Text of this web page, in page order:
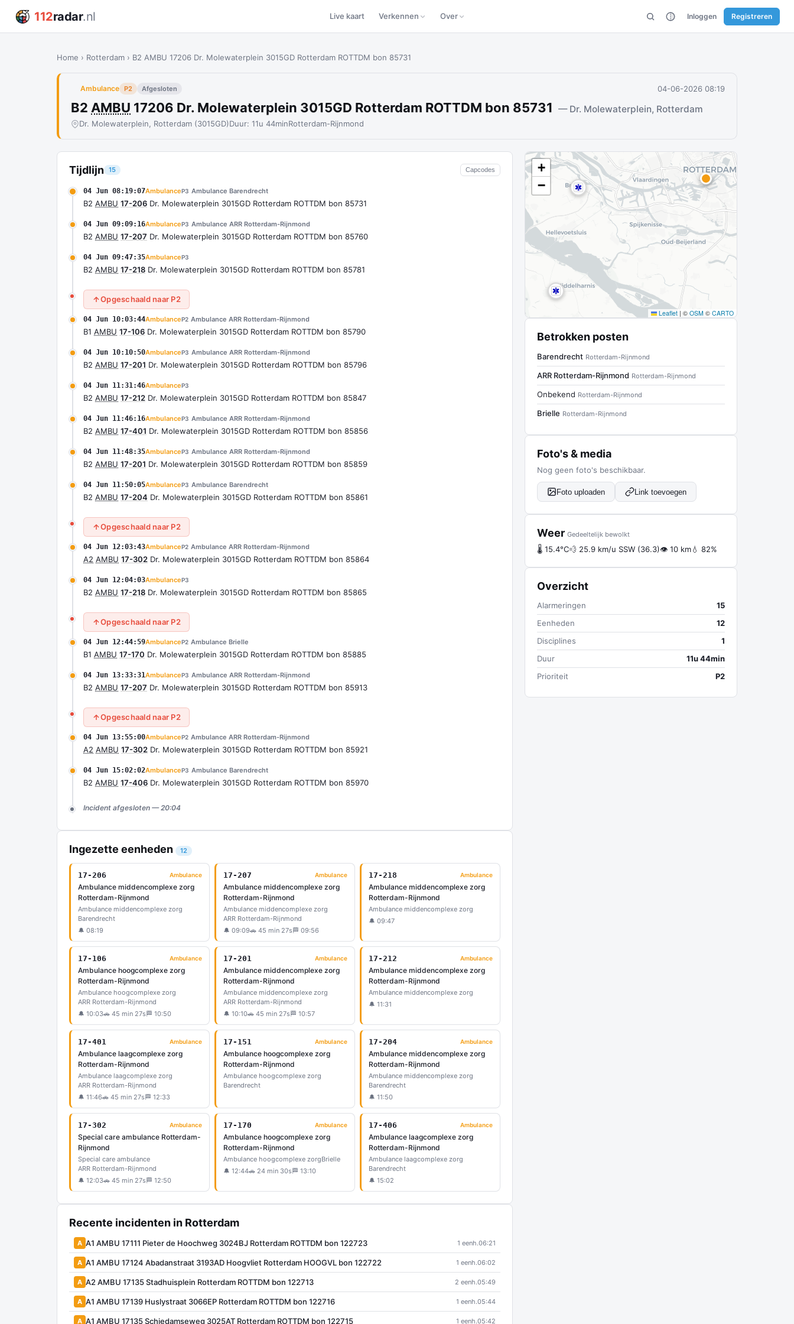
112radar.nl Live kaart Verkennen Over Inloggen Registreren
Home › Rotterdam › B2 AMBU 17206 Dr. Molewaterplein 3015GD Rotterdam ROTTDM bon 85731
Ambulance P2 Afgesloten 04-06-2026 08:19
B2 AMBU 17206 Dr. Molewaterplein 3015GD Rotterdam ROTTDM bon 85731 — Dr. Molewaterplein, Rotterdam
Dr. Molewaterplein, Rotterdam (3015GD)Duur: 11u 44minRotterdam-Rijnmond
Tijdlijn 15 Capcodes
04 Jun 08:19:07AmbulanceP3 Ambulance Barendrecht
B2 AMBU 17-206 Dr. Molewaterplein 3015GD Rotterdam ROTTDM bon 85731
04 Jun 09:09:16AmbulanceP3 Ambulance ARR Rotterdam-Rijnmond
B2 AMBU 17-207 Dr. Molewaterplein 3015GD Rotterdam ROTTDM bon 85760
04 Jun 09:47:35AmbulanceP3
B2 AMBU 17-218 Dr. Molewaterplein 3015GD Rotterdam ROTTDM bon 85781
Opgeschaald naar P2
04 Jun 10:03:44AmbulanceP2 Ambulance ARR Rotterdam-Rijnmond
B1 AMBU 17-106 Dr. Molewaterplein 3015GD Rotterdam ROTTDM bon 85790
04 Jun 10:10:50AmbulanceP3 Ambulance ARR Rotterdam-Rijnmond
B2 AMBU 17-201 Dr. Molewaterplein 3015GD Rotterdam ROTTDM bon 85796
04 Jun 11:31:46AmbulanceP3
B2 AMBU 17-212 Dr. Molewaterplein 3015GD Rotterdam ROTTDM bon 85847
04 Jun 11:46:16AmbulanceP3 Ambulance ARR Rotterdam-Rijnmond
B2 AMBU 17-401 Dr. Molewaterplein 3015GD Rotterdam ROTTDM bon 85856
04 Jun 11:48:35AmbulanceP3 Ambulance ARR Rotterdam-Rijnmond
B2 AMBU 17-201 Dr. Molewaterplein 3015GD Rotterdam ROTTDM bon 85859
04 Jun 11:50:05AmbulanceP3 Ambulance Barendrecht
B2 AMBU 17-204 Dr. Molewaterplein 3015GD Rotterdam ROTTDM bon 85861
Opgeschaald naar P2
04 Jun 12:03:43AmbulanceP2 Ambulance ARR Rotterdam-Rijnmond
A2 AMBU 17-302 Dr. Molewaterplein 3015GD Rotterdam ROTTDM bon 85864
04 Jun 12:04:03AmbulanceP3
B2 AMBU 17-218 Dr. Molewaterplein 3015GD Rotterdam ROTTDM bon 85865
Opgeschaald naar P2
04 Jun 12:44:59AmbulanceP2 Ambulance Brielle
B1 AMBU 17-170 Dr. Molewaterplein 3015GD Rotterdam ROTTDM bon 85885
04 Jun 13:33:31AmbulanceP3 Ambulance ARR Rotterdam-Rijnmond
B2 AMBU 17-207 Dr. Molewaterplein 3015GD Rotterdam ROTTDM bon 85913
Opgeschaald naar P2
04 Jun 13:55:00AmbulanceP2 Ambulance ARR Rotterdam-Rijnmond
A2 AMBU 17-302 Dr. Molewaterplein 3015GD Rotterdam ROTTDM bon 85921
04 Jun 15:02:02AmbulanceP3 Ambulance Barendrecht
B2 AMBU 17-406 Dr. Molewaterplein 3015GD Rotterdam ROTTDM bon 85970
Incident afgesloten — 20:04
Ingezette eenheden 12
17-206 Ambulance
Ambulance middencomplexe zorg
Rotterdam-Rijnmond
Ambulance middencomplexe zorg
Barendrecht
🔔 08:19
17-207 Ambulance
Ambulance middencomplexe zorg
Rotterdam-Rijnmond
Ambulance middencomplexe zorg
ARR Rotterdam-Rijnmond
🔔 09:09🚗 45 min 27s 🏁 09:56
17-218 Ambulance
Ambulance middencomplexe zorg
Rotterdam-Rijnmond
Ambulance middencomplexe zorg
🔔 09:47
17-106 Ambulance
Ambulance hoogcomplexe zorg
Rotterdam-Rijnmond
Ambulance hoogcomplexe zorg
ARR Rotterdam-Rijnmond
🔔 10:03🚗 45 min 27s 🏁 10:50
17-201 Ambulance
Ambulance middencomplexe zorg
Rotterdam-Rijnmond
Ambulance middencomplexe zorg
ARR Rotterdam-Rijnmond
🔔 10:10🚗 45 min 27s 🏁 10:57
17-212 Ambulance
Ambulance middencomplexe zorg
Rotterdam-Rijnmond
Ambulance middencomplexe zorg
🔔 11:31
17-401 Ambulance
Ambulance laagcomplexe zorg
Rotterdam-Rijnmond
Ambulance laagcomplexe zorg
ARR Rotterdam-Rijnmond
🔔 11:46🚗 45 min 27s 🏁 12:33
17-151 Ambulance
Ambulance hoogcomplexe zorg
Rotterdam-Rijnmond
Ambulance hoogcomplexe zorg
Barendrecht
17-204 Ambulance
Ambulance middencomplexe zorg
Rotterdam-Rijnmond
Ambulance middencomplexe zorg
Barendrecht
🔔 11:50
17-302 Ambulance
Special care ambulance Rotterdam-
Rijnmond
Special care ambulance
ARR Rotterdam-Rijnmond
🔔 12:03🚗 45 min 27s 🏁 12:50
17-170 Ambulance
Ambulance hoogcomplexe zorg
Rotterdam-Rijnmond
Ambulance hoogcomplexe zorgBrielle
🔔 12:44🚗 24 min 30s 🏁 13:10
17-406 Ambulance
Ambulance laagcomplexe zorg
Rotterdam-Rijnmond
Ambulance laagcomplexe zorg
Barendrecht
🔔 15:02
Recente incidenten in Rotterdam
A A1 AMBU 17111 Pieter de Hoochweg 3024BJ Rotterdam ROTTDM bon 122723 1 eenh.06:21
A A1 AMBU 17124 Abadanstraat 3193AD Hoogvliet Rotterdam HOOGVL bon 122722 1 eenh.06:02
A A2 AMBU 17135 Stadhuisplein Rotterdam ROTTDM bon 122713 2 eenh.05:49
A A1 AMBU 17139 Huslystraat 3066EP Rotterdam ROTTDM bon 122716 1 eenh.05:44
A A1 AMBU 17135 Schiedamseweg 3025AT Rotterdam ROTTDM bon 122715 1 eenh.05:42
+
−
Leaflet | © OSM © CARTO
Betrokken posten
Barendrecht Rotterdam-Rijnmond
ARR Rotterdam-Rijnmond Rotterdam-Rijnmond
Onbekend Rotterdam-Rijnmond
Brielle Rotterdam-Rijnmond
Foto's & media
Nog geen foto's beschikbaar.
Foto uploaden Link toevoegen
Weer Gedeeltelijk bewolkt
🌡 15.4°C💨 25.9 km/u SSW (36.3)👁 10 km💧 82%
Overzicht
Alarmeringen
15
Eenheden
12
Disciplines
1
Duur
11u 44min
Prioriteit
P2